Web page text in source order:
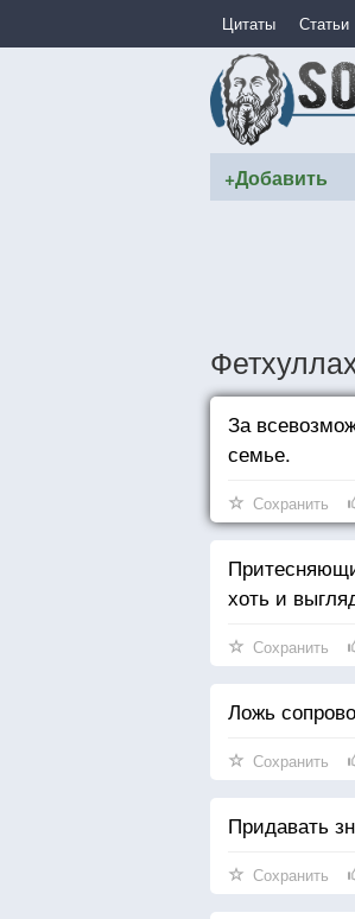
Цитаты Статьи
+Добавить
За
семье.
Сохранить
хоть и
Сохранить
Ложь
Сохранить
Придавать
Сохранить